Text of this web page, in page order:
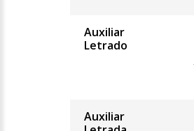
Auxiliar
Letrado
Auxiliar